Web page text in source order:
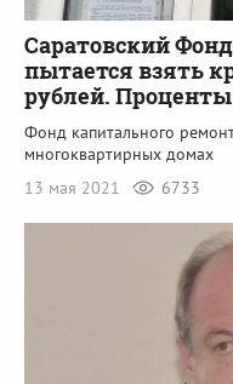
Саратовский
пытается взять
рублей.
Фонд капитального
многоквартирных домах
13 мая 2021
6733